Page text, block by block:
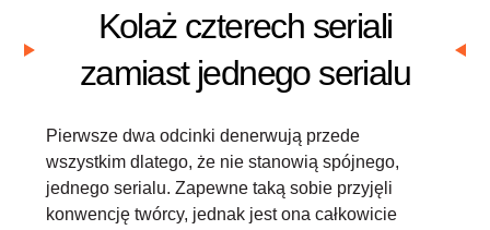
Kolaż czterech seriali
zamiast jednego serialu
Pierwsze dwa odcinki denerwują przede
wszystkim dlatego, że nie stanowią spójnego,
jednego serialu. Zapewne taką sobie przyjęli
konwencję twórcy, jednak jest ona całkowicie